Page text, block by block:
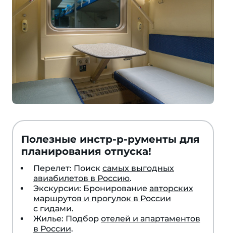
Полезные инстр-р-рументы для
планирования отпуска!
Перелет: Поиск самых выгодных
авиабилетов в Россию.
Экскурсии: Бронирование авторских
маршрутов и прогулок в России
с гидами.
Жилье: Подбор отелей и апартаментов
в России.